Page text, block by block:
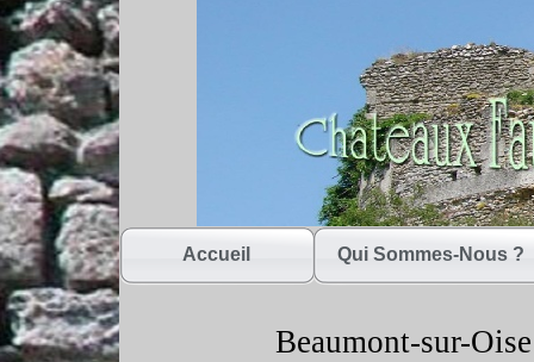
Accueil Qui Sommes-Nous ?
Beaumont-sur-